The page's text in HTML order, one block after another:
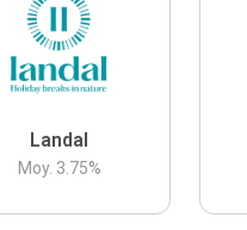
Landal
Moy. 3.75%